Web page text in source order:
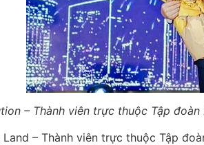
– Thành viên trực thuộc Tập
– Thành viên trực thuộc Tập